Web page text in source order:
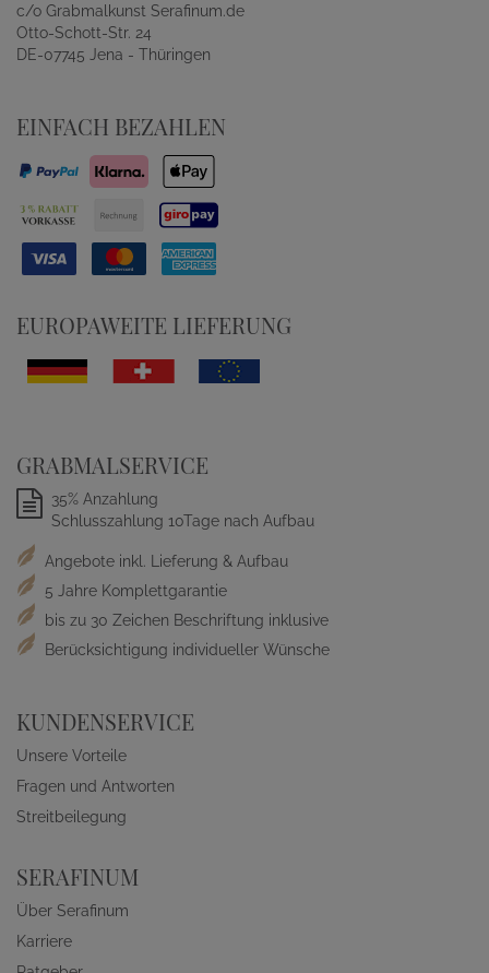
c/o Grabmalkunst Serafinum.de
Otto-Schott-Str. 24
DE-07745 Jena - Thüringen
EINFACH BEZAHLEN
EUROPAWEITE LIEFERUNG
GRABMALSERVICE
35% Anzahlung
Schlusszahlung 10Tage nach Aufbau
Angebote inkl. Lieferung & Aufbau
5 Jahre Komplettgarantie
bis zu 30 Zeichen Beschriftung inklusive
Berücksichtigung individueller Wünsche
KUNDENSERVICE
Unsere Vorteile
Fragen und Antworten
Streitbeilegung
SERAFINUM
Über Serafinum
Karriere